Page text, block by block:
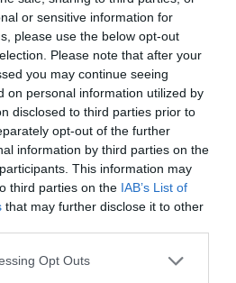
or sensitive information for
please use the below opt-out
Please note that after your
you may continue seeing
on personal information utilized by
disclosed to third parties prior to
opt-out of the further
information by third parties on the
This information may
third parties on the IAB’s List of
that may further disclose it to other
app uses one or more Google
Opt Outs
Αύγουστο
της Εύβοιας
από τη
με
Α. Ο. Χαλκίς: Στον
αγιασμό ο
Μητροπολίτης – Η
κίνηση του κ.
Χρυσόστομου μέσα στο
γήπεδο που συγκίνησε
(vid)